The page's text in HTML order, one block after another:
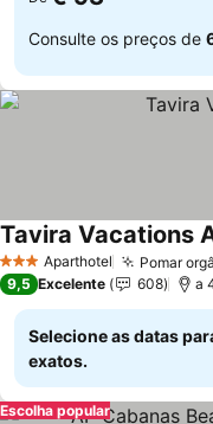
Consulte os preços de
3 EstrelasAparthotel Pomar
Tavira Vacations
9,5 Excelente 608 a
Selecione as datas
exatos.
Escolha popular